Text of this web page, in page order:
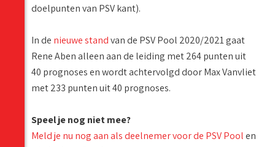
doelpunten van PSV kant).
In de nieuwe standvan de PSV Pool 2020/2021 gaat
Rene Aben alleen aan de leiding met 264 punten uit
40 prognoses en wordt achtervolgd door Max Vanvliet
met 233 punten uit 40 prognoses.
Speel je nog niet mee?
Meld je nu nog aan als deelnemer voor de PSV Poolen